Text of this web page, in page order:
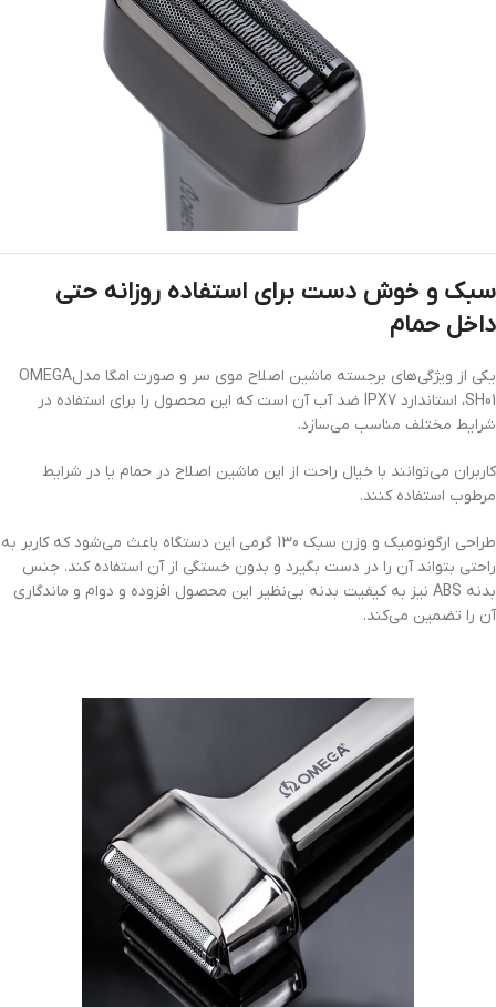
سبک و خوش دست برای استفاده روزانه حتی
داخل حمام
یکی از ویژگی‌های برجسته ماشین اصلاح موی سر و صورت امگا مدلOMEGA
SH01، استاندارد IPX7 ضد آب آن است که این محصول را برای استفاده در
شرایط مختلف مناسب می‌سازد.
کاربران می‌توانند با خیال راحت از این ماشین اصلاح در حمام یا در شرایط
مرطوب استفاده کنند.
طراحی ارگونومیک و وزن سبک 130 گرمی این دستگاه باعث می‌شود که کاربر به
راحتی بتواند آن را در دست بگیرد و بدون خستگی از آن استفاده کند. جنس
بدنه ABS نیز به کیفیت بدنه بی‌نظیر این محصول افزوده و دوام و ماندگاری
آن را تضمین می‌کند.